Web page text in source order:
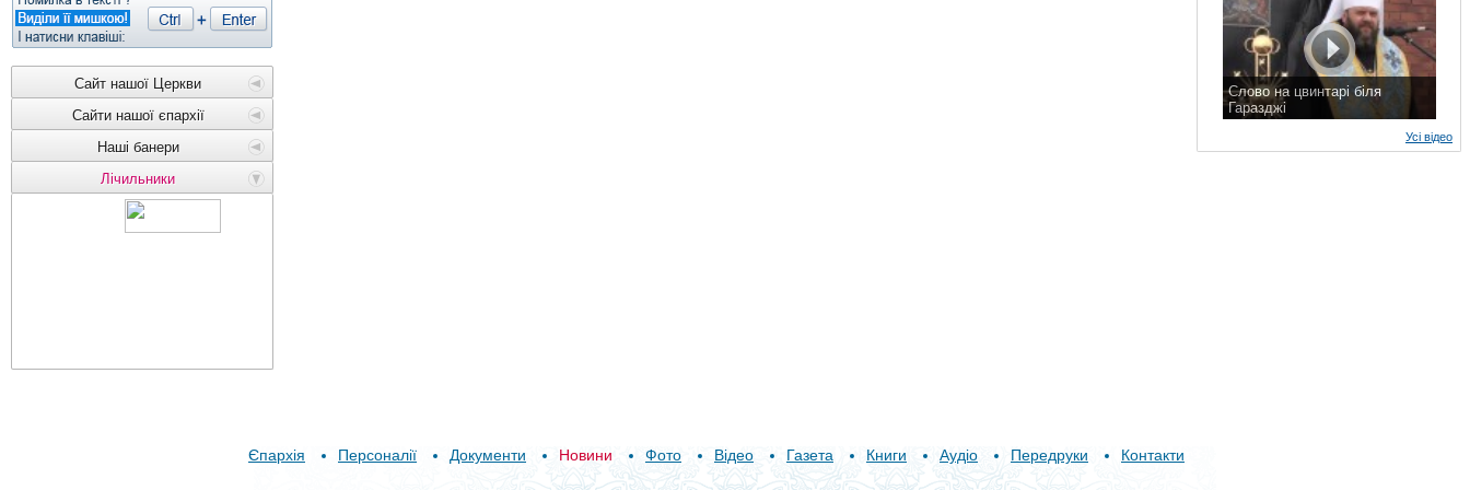
Сайт нашої Церкви
Сайти нашої єпархії
Наші банери
Лічильники
Слово на цвинтарі біля
Гаразджі
Усі відео
Єпархія Персоналії Документи Новини Фото Відео Газета Книги Аудіо Передруки Контакти